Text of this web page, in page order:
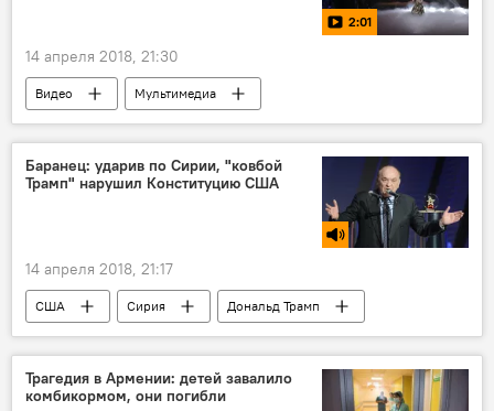
2:01
14 апреля 2018, 21:30
Видео
Мультимедиа
"Ты супер!" - Второй сезон
конкурс "Ты супер!"
Баранец: ударив по Сирии, "ковбой
Трамп" нарушил Конституцию США
14 апреля 2018, 21:17
США Сирия
Дональд Трамп
армия
Конгресс
Конституция
президент
Голос
Трагедия в Армении: детей завалило
комбикормом, они погибли